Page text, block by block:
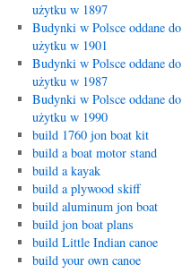
użytku w 1897
Budynki w Polsce oddane do
użytku w 1901
Budynki w Polsce oddane do
użytku w 1987
Budynki w Polsce oddane do
użytku w 1990
build 1760 jon boat kit
build a boat motor stand
build a kayak
build a plywood skiff
build aluminum jon boat
build jon boat plans
build Little Indian canoe
build your own canoe